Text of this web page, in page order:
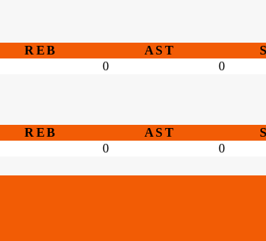
REB AST
0 0
REB AST
0 0